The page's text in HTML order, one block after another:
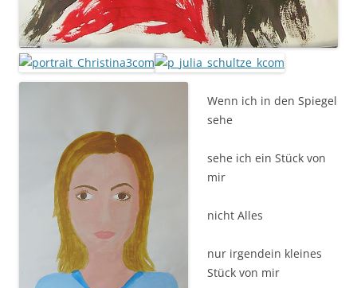
Wenn ich in den Spiegel
sehe
sehe ich ein Stück von
mir
nicht Alles
nur irgendein kleines
Stück von mir